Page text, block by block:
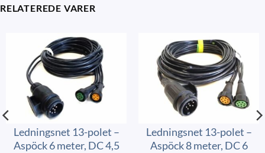
RELATEREDE VARER
Ledningsnet 13-polet –
Aspöck 6 meter, DC 4,5
Ledningsnet 13-polet –
Aspöck 8 meter, DC 6